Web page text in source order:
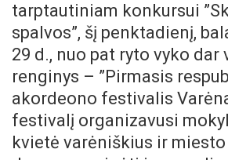
tarptautiniam konkursui
spalvos”, šį penktadienį,
29 d., nuo pat ryto vyko dar
renginys – ”Pirmasis
akordeono festivalis
festivalį organizavusi
kvietė varėniškius ir